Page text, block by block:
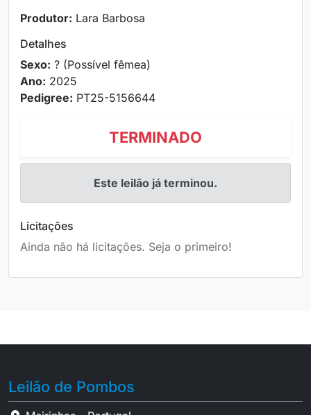
Produtor: Lara Barbosa
Detalhes
Sexo: ? (Possível fêmea)
Ano: 2025
Pedigree: PT25-5156644
TERMINADO
Este leilão já terminou.
Licitações
Ainda não há licitações. Seja o primeiro!
Leilão de Pombos